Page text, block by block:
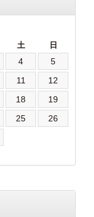
土 日
4
5
11
12
18
19
25
26